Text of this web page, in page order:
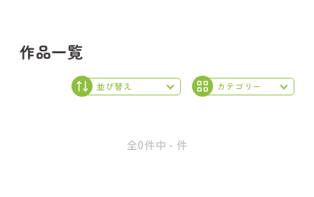
作品一覧
全0件中 - 件